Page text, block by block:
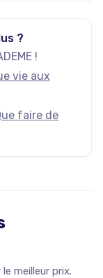
?
!
vie aux
faire de
meilleur prix.